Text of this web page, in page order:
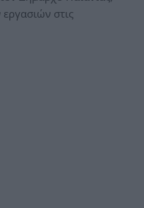
στις